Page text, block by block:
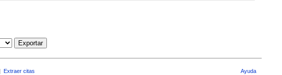
Exportar
Extraer citas Ayuda